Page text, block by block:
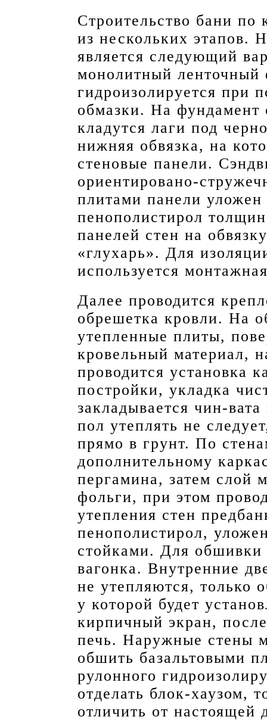
Строительство бани по
из нескольких этапов.
является следующий
монолитный ленточный
гидроизолируется при
обмазки. На фундамент
кладутся лаги под
нижняя обвязка, на
стеновые панели.
ориентировано-
плитами панели
пенополистирол
панелей стен на
«глухарь». Для
используется
Далее проводится
обрешетка кровли. На
утепленные плиты,
кровельный материал,
проводится установка
постройки, укладка
закладывается чин-
пол утеплять не
прямо в грунт. По
дополнительному
пергамина, затем слой
фольги, при этом
утепления стен
пенополистирол,
стойками. Для обшивки
вагонка. Внутренние
не утепляются, только
у которой будет
кирпичный экран,
печь. Наружные стены
обшить базальтовыми
рулонного
отделать блок-хаузом,
отличить от настоящей